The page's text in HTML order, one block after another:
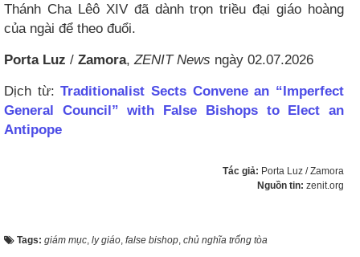
Thánh Cha Lêô XIV đã dành trọn triều đại giáo hoàng
của ngài để theo đuổi.
Porta Luz / Zamora,ZENIT News ngày 02.07.2026
Dịch từ:Traditionalist Sects Convene an “Imperfect
General Council” with False Bishops to Elect an
Antipope
Tác giả: Porta Luz / Zamora
Nguồn tin: zenit.org
Tags: giám mục, ly giáo, false bishop, chủ nghĩa trống tòa